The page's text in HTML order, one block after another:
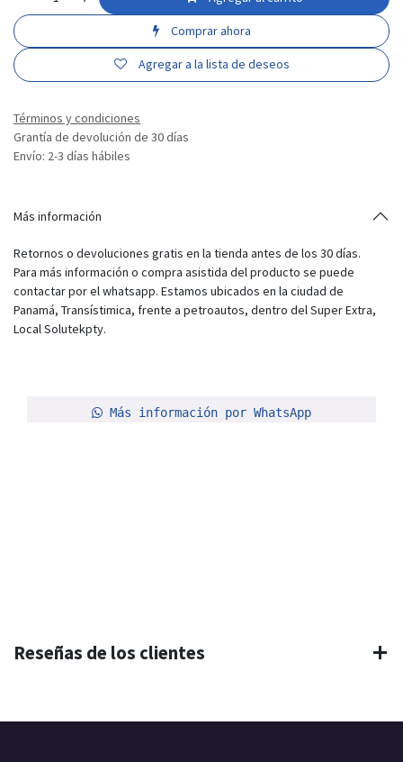
Comprar ahora
Agregar a la lista de deseos
Términos y condiciones
Grantía de devolución de 30 días
Envío: 2-3 días hábiles
Más información
Retornos o devoluciones gratis en la tienda antes de los 30 días.
Para más información o compra asistida del producto se puede
contactar por el whatsapp. Estamos ubicados en la ciudad de
Panamá, Transístimica, frente a petroautos, dentro del Super Extra,
Local Solutekpty.
Más información por WhatsApp
Reseñas de los clientes